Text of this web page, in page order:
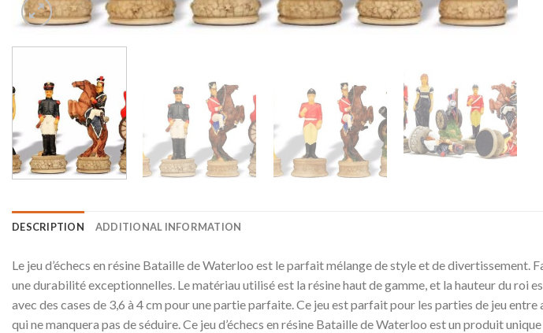
DESCRIPTION ADDITIONAL INFORMATION
Le jeu d’échecs en résine Bataille de Waterloo est le parfait mélange de style et de
une durabilité exceptionnelles. Le matériau utilisé est la résine haut de gamme, et la hauteur du roi
avec des cases de 3,6 à 4 cm pour une partie parfaite. Ce jeu est parfait pour les parties de jeu
qui ne manquera pas de séduire. Ce jeu d’échecs en résine Bataille de Waterloo est un produit